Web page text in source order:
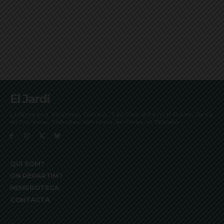
El Jardí
La Bonanova, Monterols, Galvany, Turó Parc, el Farró, el Putxet, Sarrià,
les Tres Torres, Pedralbes, Vallvidrera, les Planes i el Tibidabo
QUI SOM?
ON REPARTIM?
HEMEROTECA
CONTACTA